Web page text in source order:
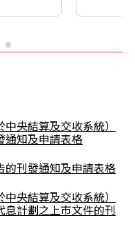
央結算及交收系統）
通知及申請表格
的刊發通知及申請表格
央結算及交收系統）
息計劃之上市文件的刊